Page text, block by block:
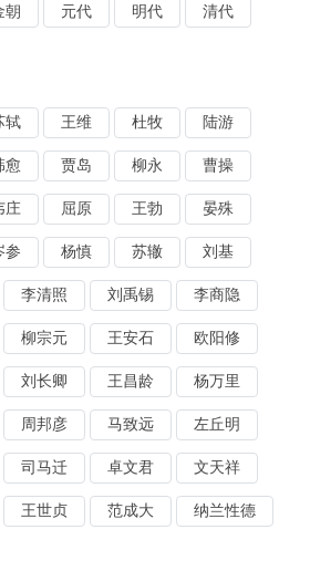
朝 元代 明代 清代
轼 王维 杜牧 陆游
愈 贾岛 柳永 曹操
庄 屈原 王勃 晏殊
参 杨慎 苏辙 刘基
李清照 刘禹锡 李商隐
柳宗元 王安石 欧阳修
刘长卿 王昌龄 杨万里
周邦彦 马致远 左丘明
司马迁 卓文君 文天祥
王世贞 范成大 纳兰性德